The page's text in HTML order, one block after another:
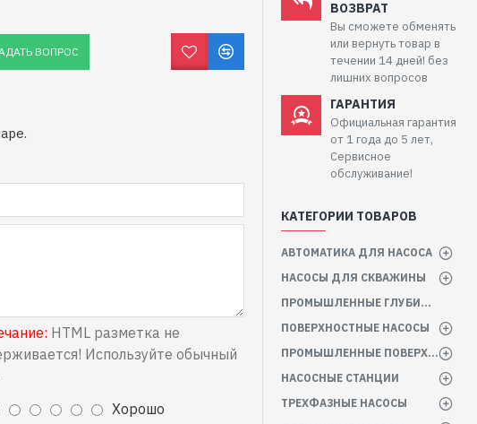
ВОПРОС
HTML разметка не
Используйте обычный
Хорошо
ВОЗВРАТ
Вы сможете обменять
или вернуть товар в
течении 14 дней! без
лишних вопросов
ГАРАНТИЯ
Официальная гарантия
от 1 года до 5 лет,
Сервисное
обслуживание!
КАТЕГОРИИ ТОВАРОВ
АВТОМАТИКА ДЛЯ НАСОСА
НАСОСЫ ДЛЯ СКВАЖИНЫ
ПРОМЫШЛЕННЫЕ ГЛУБИННЫЕ НАСОСЫ
ПОВЕРХНОСТНЫЕ НАСОСЫ
ПРОМЫШЛЕННЫЕ ПОВЕРХНОСТНЫЕ НАСОСЫ
НАСОСНЫЕ СТАНЦИИ
ТРЕХФАЗНЫЕ НАСОСЫ